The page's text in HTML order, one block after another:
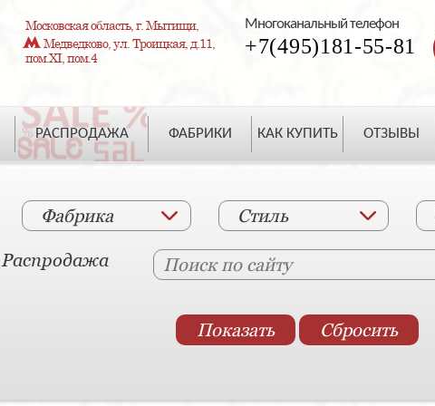
Московская область, г. Мытищи,
Медведково, ул. Троицкая, д.11,
пом.XI, пом.4
Многоканальный телефон
+7(495)181-55-81
РАСПРОДАЖА ФАБРИКИ КАК КУПИТЬ ОТЗЫВЫ
Фабрика Стиль
Распродажа